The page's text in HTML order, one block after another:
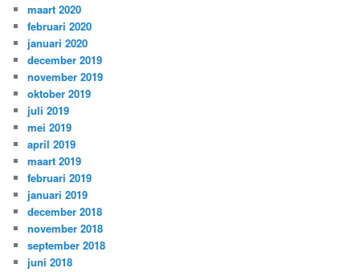
maart 2020
februari 2020
januari 2020
december 2019
november 2019
oktober 2019
juli 2019
mei 2019
april 2019
maart 2019
februari 2019
januari 2019
december 2018
november 2018
september 2018
juni 2018